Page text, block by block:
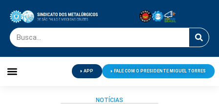
APP FALE COM O PRESIDENTE MIGUEL TORRES
NOTÍCIAS